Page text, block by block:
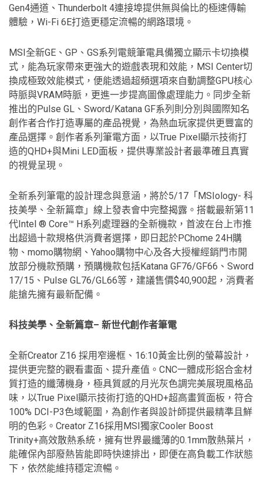
Gen4通道、Thunderbolt 4連接埠提供無與倫比的極速傳輸
體驗，Wi-Fi 6E打造更穩定流暢的網路環境。
MSI全新GE、GP、GS系列電競筆電具備獨立顯示卡切換模
式，能為玩家帶來更強大的遊戲表現和效能，MSI Center切
換成極致效能模式，便能透過超頻選項來自動調整GPU核心
時脈與VRAM時脈，更進一步提高圖像處理能力。同步全新
推出的Pulse GL、Sword/Katana GF系列則分別與國際知名
創作者合作打造專屬的產品視覺，為熱血玩家提供更豐富的
產品選擇。創作者系列筆電方面，以True Pixel顯示技術打
造的QHD+與Mini LED面板，提供專業設計者最準確且真實
的視覺呈現。
全新系列筆電的設計理念與意涵，將於5/17「MSIology- 科
技美學、全新篇章」線上發表會中完整揭露。搭載最新第11
代Intel ® Core™ H系列處理器的全新機款，首波在台上市推
出超過十款規格供消費者選擇，即日起於PChome 24H購
物、momo購物網、Yahoo購物中心及各大授權經銷門市開
放部分機款預購，預購機款包括Katana GF76/GF66、Sword
17/15、Pulse GL76/GL66等，建議售價$40,900起，消費者
能搶先擁有最新配備。
科技美學、全新篇章– 新世代創作者筆電
全新Creator Z16 採用窄邊框、16:10黃金比例的螢幕設計，
提供更完整的觀看畫面、提升產值。CNC一體成形鋁合金材
質打造的纖薄機身，極具質感的月光灰色調完美展現風格品
味，以True Pixel顯示技術打造的QHD+超高畫質面板，符合
100% DCI-P3色域範圍，為創作者與設計師提供最精準且鮮
明的色彩。Creator Z16採用MSI獨家Cooler Boost
Trinity+高效散熱系統，擁有世界最纖薄的0.1mm散熱葉片，
能確保內部廢熱皆能即時快速排出，即便在高負載工作狀態
下，依然能維持穩定流暢。